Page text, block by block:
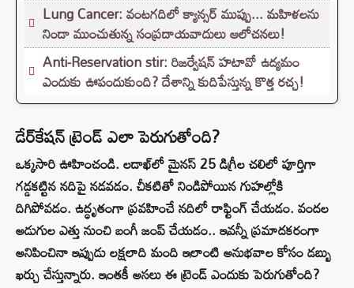
Lung Cancer: వంటగదిలో క్యాన్సర్ ముప్పు... మహిళలను
నిండా ముంచుతున్న సంప్రదాయవాదులు ఆలోచనలు!
Anti-Reservation stir: రిజర్వేషన్ హటావో ఉద్యమం
ఎందుకు ఊపందుకుంది? దేశాన్ని కుదిపేస్తున్న కొత్త రచ్చ!
డేర్‌కేషన్‌ ట్రెండ్ ఎలా పెరుగుతోంది?
ఒక్కసారి ఊహించండి. లడాఖ్‌లో మైనస్ 25 డిగ్రీల చలిలో పూర్తిగా
గడ్డకట్టిన నదిపై నడవడం. చీకటితో నిండిపోయిన గుహల్లోకి
దిగిపోవడం. ఉద్ధృతంగా ప్రవహించే నదిలో రాఫ్టింగ్ చేయడం. వందల
అడుగుల ఎత్తు నుంచి బంగీ జంప్ చేయడం.. ఇవన్నీ ప్రమాదకరంగా
అనిపించినా ఇప్పుడు లక్షలాది మంది ఇలాంటి అనుభవాల కోసం డబ్బు
ఖర్చు చేస్తున్నారు. ఇంతకీ అసలు ఈ ట్రెండ్ ఎందుకు పెరుగుతోంది?